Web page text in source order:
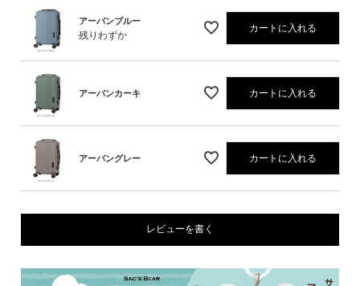
アーバンブルー
残りわずか
カートに入れる
アーバンカーキ カートに入れる
アーバングレー カートに入れる
レビューを書く